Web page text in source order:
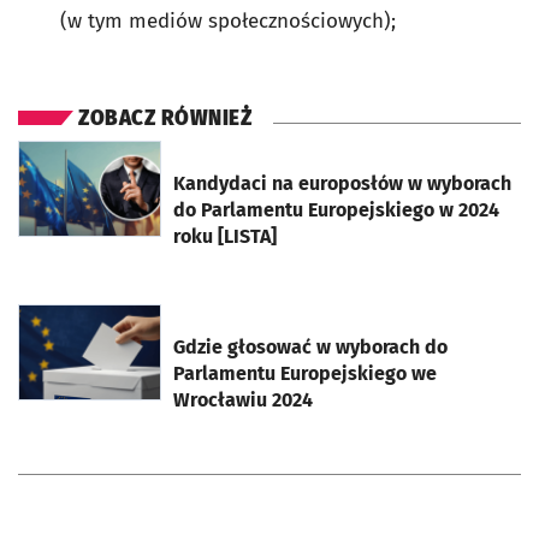
(w tym mediów społecznościowych);
ZOBACZ RÓWNIEŻ
Kandydaci na europosłów w wyborach
do Parlamentu Europejskiego w 2024
roku [LISTA]
otworzy się w nowej karcie
Gdzie głosować w wyborach do
Parlamentu Europejskiego we
Wrocławiu 2024
otworzy się w nowej karcie